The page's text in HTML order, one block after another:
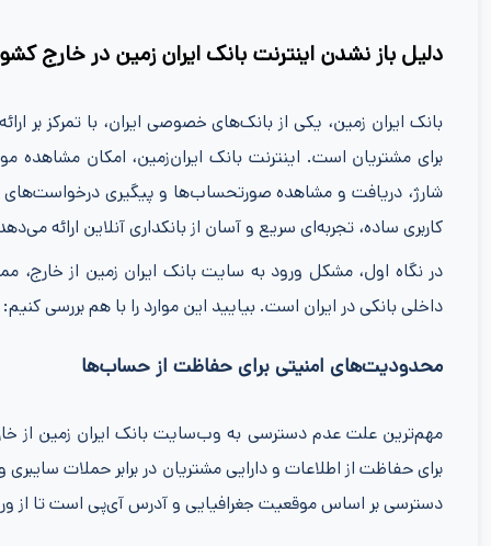
دلیل باز نشدن اینترنت بانک ایران زمین در خارج
بانک ایران زمین، یکی از بانک‌های خصوصی ایران، با تمرکز
برای مشتریان است. اینترنت بانک ایران‌زمین، امکان
شارژ، دریافت و مشاهده صورتحساب‌ها و پیگیری درخواست‌های
کاربری ساده، تجربه‌ای سریع و آسان از بانکداری آنلاین ارائه
در نگاه اول، مشکل ورود به سایت بانک ایران زمین از
داخلی بانکی در ایران است. بیایید این موارد را با هم بررسی کنیم:
محدودیت‌های امنیتی برای حفاظت از حساب‌ها
مهم‌ترین علت عدم دسترسی به وب‌سایت بانک ایران زمین از
برای حفاظت از اطلاعات و دارایی مشتریان در برابر حملات
دسترسی بر اساس موقعیت جغرافیایی و آدرس آی‌پی است تا از